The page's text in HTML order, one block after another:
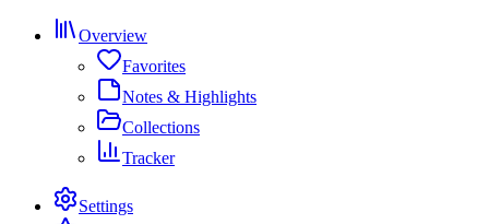
Overview
Favorites
Notes & Highlights
Collections
Tracker
Settings